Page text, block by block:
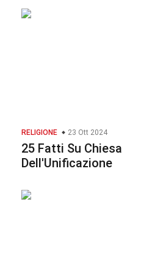
RELIGIONE 23 Ott 2024
25 Fatti Su Chiesa
Dell'Unificazione